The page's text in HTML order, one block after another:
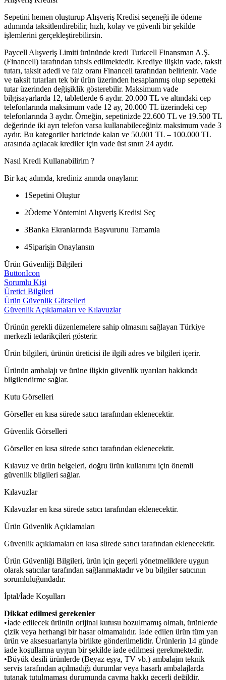
Sepetini hemen oluşturup Alışveriş Kredisi seçeneği ile ödeme
adımında taksitlendirebilir, hızlı, kolay ve güvenli bir şekilde
işlemlerini gerçekleştirebilirsin.
Paycell Alışveriş Limiti ürününde kredi Turkcell Finansman A.Ş.
(Financell) tarafından tahsis edilmektedir. Krediye ilişkin vade, taksit
tutarı, taksit adedi ve faiz oranı Financell tarafından belirlenir. Vade
ve taksit tutarları tek bir ürün üzerinden hesaplanmış olup sepetteki
tutar üzerinden değişiklik gösterebilir. Maksimum vade
bilgisayarlarda 12, tabletlerde 6 aydır. 20.000 TL ve altındaki cep
telefonlarında maksimum vade 12 ay, 20.000 TL üzerindeki cep
telefonlarında 3 aydır. Örneğin, sepetinizde 22.600 TL ve 19.500 TL
değerinde iki ayrı telefon varsa kullanabileceğiniz maksimum vade 3
aydır. Bu kategoriler haricinde kalan ve 50.001 TL – 100.000 TL
arasında açılacak krediler için vade üst sınırı 24 aydır.
Nasıl Kredi Kullanabilirim ?
Bir kaç adımda, krediniz anında onaylanır.
1 Sepetini Oluştur
2Ödeme Yöntemini Alışveriş Kredisi Seç
3Banka Ekranlarında Başvurunu Tamamla
4Siparişin Onaylansın
Ürün Güvenliği Bilgileri
ButtonIcon
Sorumlu Kişi
Üretici Bilgileri
Ürün Güvenlik Görselleri
Güvenlik Açıklamaları ve Kılavuzlar
Ürünün gerekli düzenlemelere sahip olmasını sağlayan Türkiye
merkezli tedarikçileri gösterir.
Ürün bilgileri, ürünün üreticisi ile ilgili adres ve bilgileri içerir.
Ürünün ambalajı ve ürüne ilişkin güvenlik uyarıları hakkında
bilgilendirme sağlar.
Kutu Görselleri
Görseller en kısa sürede satıcı tarafından eklenecektir.
Güvenlik Görselleri
Görseller en kısa sürede satıcı tarafından eklenecektir.
Kılavuz ve ürün belgeleri, doğru ürün kullanımı için önemli
güvenlik bilgileri sağlar.
Kılavuzlar
Kılavuzlar en kısa sürede satıcı tarafından eklenecektir.
Ürün Güvenlik Açıklamaları
Güvenlik açıklamaları en kısa sürede satıcı tarafından eklenecektir.
Ürün Güvenliği Bilgileri, ürün için geçerli yönetmeliklere uygun
olarak satıcılar tarafından sağlanmaktadır ve bu bilgiler satıcının
sorumluluğundadır.
İptal/İade Koşulları
Dikkat edilmesi gerekenler
•İade edilecek ürünün orijinal kutusu bozulmamış olmalı, ürünlerde
çizik veya herhangi bir hasar olmamalıdır. İade edilen ürün tüm yan
ürün ve aksesuarlarıyla birlikte gönderilmelidir. Ürünlerin 14 günde
iade koşullarına uygun bir şekilde iade edilmesi gerekmektedir.
•Büyük desili ürünlerde (Beyaz eşya, TV vb.) ambalajın teknik
servis tarafından açılmadığı durumlar veya hasarlı ambalajlarda
tutanak tutulmaması durumunda cayma hakkı geçerli değildir.